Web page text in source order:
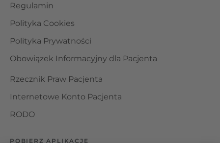
Regulamin
Polityka Cookies
Polityka Prywatności
Obowiązek Informacyjny dla Pacjenta
Rzecznik Praw Pacjenta
Internetowe Konto Pacjenta
RODO
POBIERZ APLIKACJĘ